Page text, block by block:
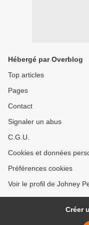
Hébergé par Overblog
Top articles
Pages
Contact
Signaler un abus
C.G.U.
Cookies et données
Préférences cookies
Voir le profil de Johney
Créer